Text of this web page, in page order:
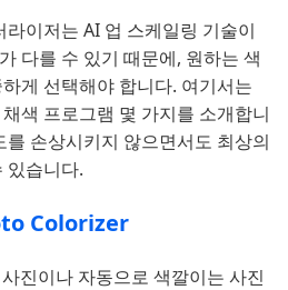
이저는 AI 업 스케일링 기술이
다를 수 있기 때문에, 원하는 색
게 선택해야 합니다. 여기서는
색 프로그램 몇 가지를 소개합니
손상시키지 않으면서도 최상의
있습니다.
Colorizer
진이나 자동으로 색깔이는 사진